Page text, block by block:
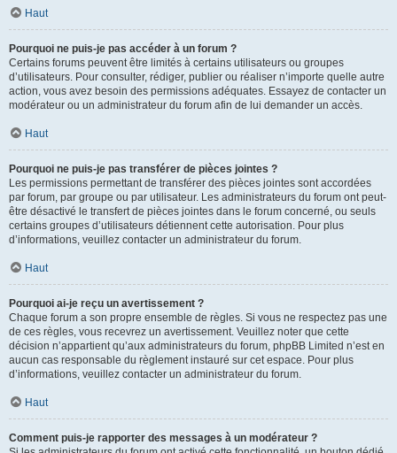
Haut
Pourquoi ne puis-je pas accéder à un forum ?
Certains forums peuvent être limités à certains utilisateurs ou groupes
d’utilisateurs. Pour consulter, rédiger, publier ou réaliser n’importe quelle autre
action, vous avez besoin des permissions adéquates. Essayez de contacter un
modérateur ou un administrateur du forum afin de lui demander un accès.
Haut
Pourquoi ne puis-je pas transférer de pièces jointes ?
Les permissions permettant de transférer des pièces jointes sont accordées
par forum, par groupe ou par utilisateur. Les administrateurs du forum ont peut-
être désactivé le transfert de pièces jointes dans le forum concerné, ou seuls
certains groupes d’utilisateurs détiennent cette autorisation. Pour plus
d’informations, veuillez contacter un administrateur du forum.
Haut
Pourquoi ai-je reçu un avertissement ?
Chaque forum a son propre ensemble de règles. Si vous ne respectez pas une
de ces règles, vous recevrez un avertissement. Veuillez noter que cette
décision n’appartient qu’aux administrateurs du forum, phpBB Limited n’est en
aucun cas responsable du règlement instauré sur cet espace. Pour plus
d’informations, veuillez contacter un administrateur du forum.
Haut
Comment puis-je rapporter des messages à un modérateur ?